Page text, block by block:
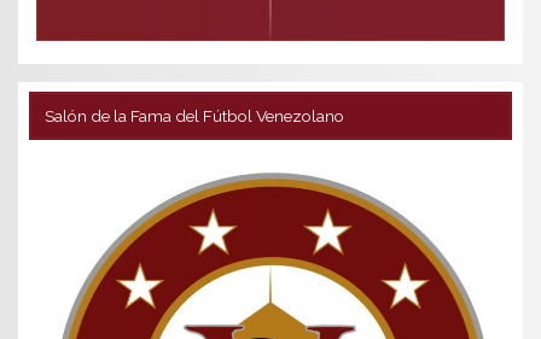
Salón de la Fama del Fútbol Venezolano